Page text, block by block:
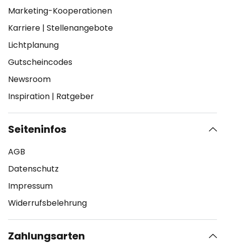
Marketing-Kooperationen
Karriere | Stellenangebote
Lichtplanung
Gutscheincodes
Newsroom
Inspiration | Ratgeber
Seiteninfos
AGB
Datenschutz
Impressum
Widerrufsbelehrung
Zahlungsarten